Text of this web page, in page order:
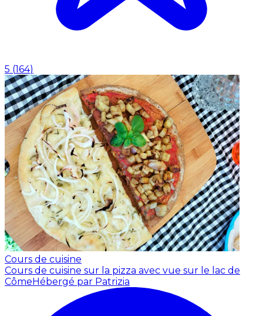
5 (164)
Cours de cuisine
Cours de cuisine sur la pizza avec vue sur le lac de
CômeHébergé par Patrizia